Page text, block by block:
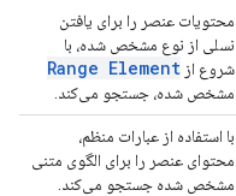
محتویات عنصر را برای یافتن
نسلی از نوع مشخص شده، با
شروع از Range Element
مشخص شده، جستجو می‌کند.
با استفاده از عبارات منظم،
محتوای عنصر را برای الگوی متنی
مشخص شده جستجو می‌کند.